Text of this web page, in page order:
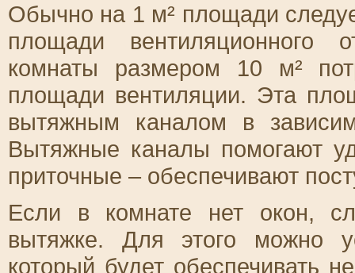
Обычно на 1 м² площади
площади вентиляционного
комнаты размером 10 м²
площади вентиляции. Эта
вытяжным каналом в
Вытяжные каналы помогают
приточные – обеспечивают
Если в комнате нет окон,
вытяжке. Для этого можно
который будет обеспечивать